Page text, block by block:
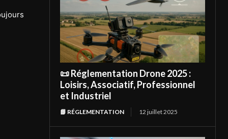
📜 Réglementation Drone 2025 :
Loisirs, Associatif, Professionnel
et Industriel
📘 RÉGLEMENTATION 12 juillet 2025